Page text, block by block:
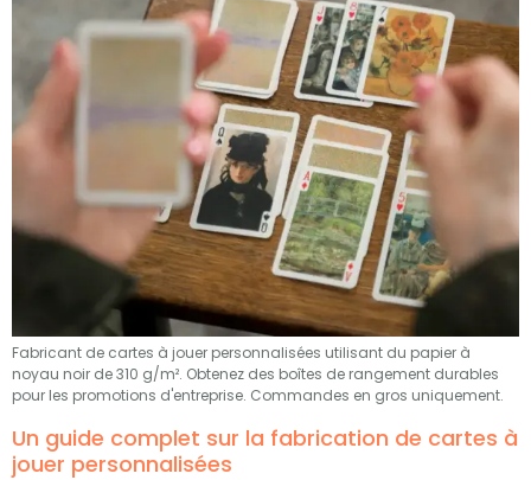
Fabricant de cartes à jouer personnalisées utilisant du papier à
noyau noir de 310 g/m². Obtenez des boîtes de rangement durables
pour les promotions d'entreprise. Commandes en gros uniquement.
Un guide complet sur la fabrication de cartes à
jouer personnalisées